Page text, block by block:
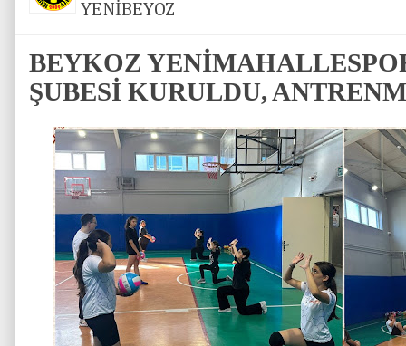
YENİBEYOZ
BEYKOZ
ŞUBESİ KURULDU,